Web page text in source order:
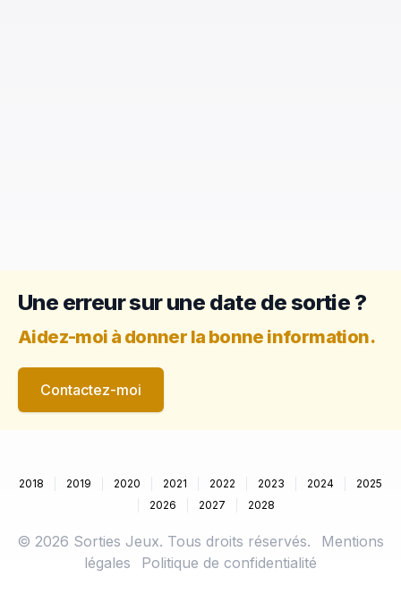
Une erreur sur une date de sortie ?
Aidez-moi à donner la bonne information.
Contactez-moi
2018 2019 2020 2021 2022 2023 2024
2025
2026
2027 2028
© 2026 Sorties Jeux. Tous droits réservés.
Mentions
légales
Politique de confidentialité